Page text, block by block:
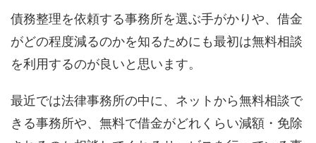
債務整理を依頼する事務所を選ぶ手がかりや、借金
がどの程度減るのかを知るためにも最初は無料相談
を利用するのが良いと思います。
最近では法律事務所の中に、ネットから無料相談で
きる事務所や、無料で借金がどれくらい減額・免除